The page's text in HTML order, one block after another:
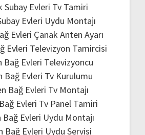
Subay Evleri Tv Tamiri
Evleri Uydu Montajı
Evleri Çanak Anten Ayarı
Evleri Televizyon Tamircisi
Bağ Evleri Televizyoncu
Bağ Evleri Tv Kurulumu
Bağ Evleri Tv Montajı
Evleri Tv Panel Tamiri
Evleri Uydu Montajı
Bağ Evleri Uydu Servisi